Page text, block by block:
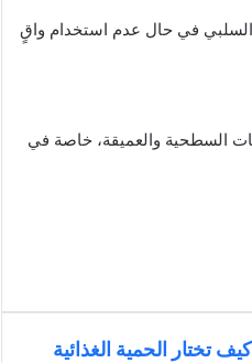
10 صباحًا و4 مساءً، ويزداد التأثير السلبي في حال عدم استخدام واقٍ
السطحية والعميقة، خاصة في
كيف تختار الحمية الغذائية